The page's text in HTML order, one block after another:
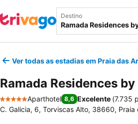
Destino
Ver todas as estadias em Praia das
Ramada Residences
5 Estrelas
Aparthotel 8,6 Excelente (7.735
C. Galicia, 6, Torviscas Alto, 38660, Praia